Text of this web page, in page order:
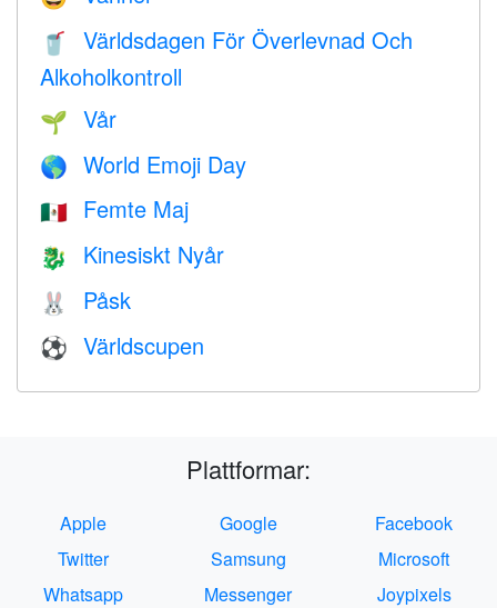
🥤
Världsdagen För Överlevnad Och
Alkoholkontroll
🌱 Vår
🌎 World Emoji Day
🇲🇽 Femte Maj
🐉 Kinesiskt Nyår
🐰 Påsk
⚽ Världscupen
Plattformar:
Apple Google
Facebook
Twitter
Samsung
Microsoft
Whatsapp
Messenger
Joypixels